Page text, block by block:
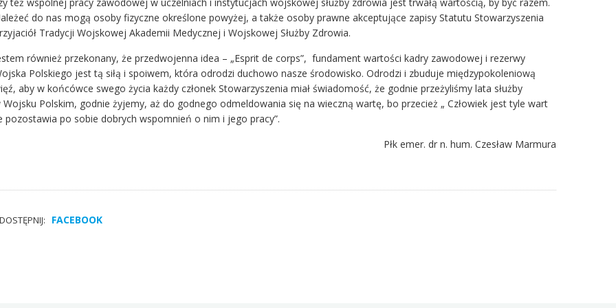
do nas mogą osoby fizyczne określone powyżej, a także osoby prawne akceptujące zapisy Statutu Stowarzyszenia
Tradycji Wojskowej Akademii Medycznej i Wojskowej Służby Zdrowia.
również przekonany, że przedwojenna idea – „Esprit de corps”, fundament wartości kadry zawodowej i rezerwy
Polskiego jest tą siłą i spoiwem, która odrodzi duchowo nasze środowisko. Odrodzi i zbuduje międzypokoleniową
aby w końcówce swego życia każdy członek Stowarzyszenia miał świadomość, że godnie przeżyliśmy lata służby
Wojsku Polskim, godnie żyjemy, aż do godnego odmeldowania się na wieczną wartę, bo przecież „ Człowiek jest tyle wart
pozostawia po sobie dobrych wspomnień o nim i jego pracy”.
Płk emer. dr n. hum. Czesław Marmura
FACEBOOK